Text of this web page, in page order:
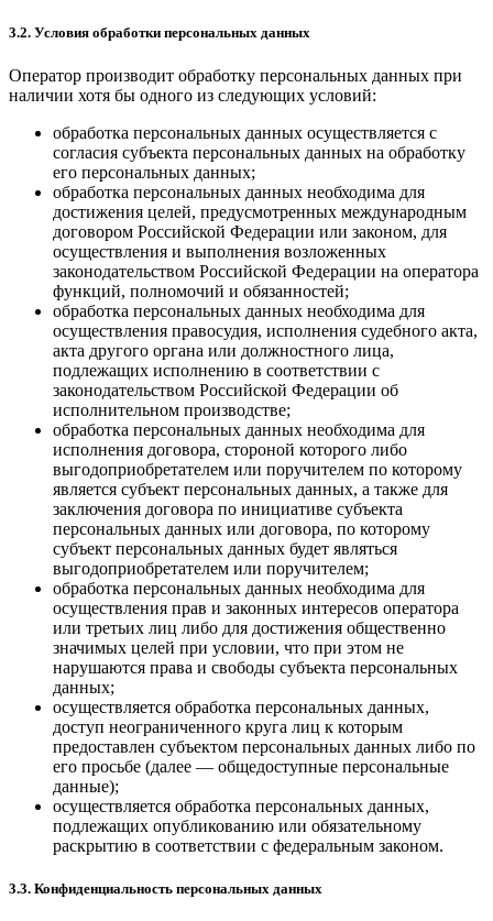
3.2. Условия обработки персональных данных
Оператор производит обработку персональных данных при
наличии хотя бы одного из следующих условий:
обработка персональных данных осуществляется с
согласия субъекта персональных данных на обработку
его персональных данных;
обработка персональных данных необходима для
достижения целей, предусмотренных международным
договором Российской Федерации или законом, для
осуществления и выполнения возложенных
законодательством Российской Федерации на оператора
функций, полномочий и обязанностей;
обработка персональных данных необходима для
осуществления правосудия, исполнения судебного акта,
акта другого органа или должностного лица,
подлежащих исполнению в соответствии с
законодательством Российской Федерации об
исполнительном производстве;
обработка персональных данных необходима для
исполнения договора, стороной которого либо
выгодоприобретателем или поручителем по которому
является субъект персональных данных, а также для
заключения договора по инициативе субъекта
персональных данных или договора, по которому
субъект персональных данных будет являться
выгодоприобретателем или поручителем;
обработка персональных данных необходима для
осуществления прав и законных интересов оператора
или третьих лиц либо для достижения общественно
значимых целей при условии, что при этом не
нарушаются права и свободы субъекта персональных
данных;
осуществляется обработка персональных данных,
доступ неограниченного круга лиц к которым
предоставлен субъектом персональных данных либо по
его просьбе (далее — общедоступные персональные
данные);
осуществляется обработка персональных данных,
подлежащих опубликованию или обязательному
раскрытию в соответствии с федеральным законом.
3.3. Конфиденциальность персональных данных